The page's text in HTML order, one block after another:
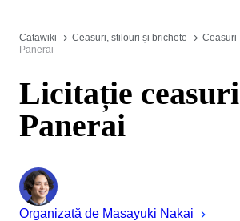
Catawiki Ceasuri, stilouri și brichete Ceasuri
Panerai
Licitație ceasuri
Panerai
Organizată de Masayuki Nakai